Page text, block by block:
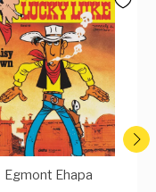
Egmont Ehapa